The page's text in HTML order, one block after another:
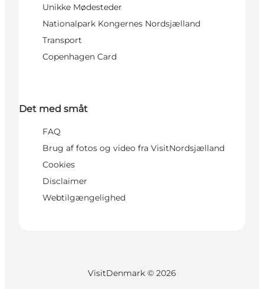
Unikke Mødesteder
Nationalpark Kongernes Nordsjælland
Transport
Copenhagen Card
Det med småt
FAQ
Brug af fotos og video fra VisitNordsjælland
Cookies
Disclaimer
Webtilgængelighed
VisitDenmark © 2026